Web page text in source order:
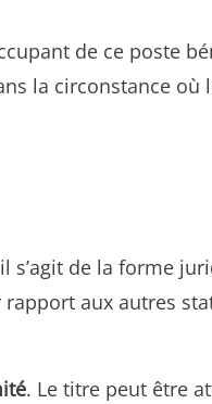
de ce poste
la circonstance
il s’agit de la forme
aux autres
. Le titre peut être